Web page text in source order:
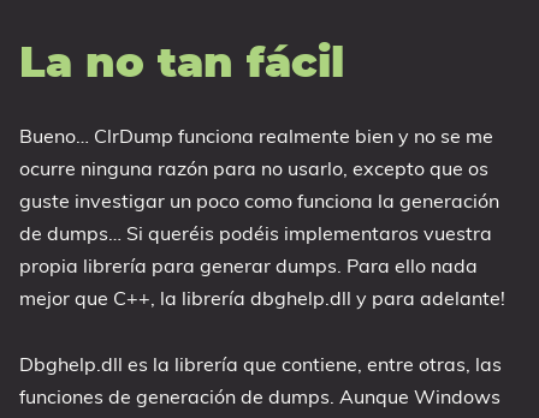
La no tan fácil
Bueno… ClrDump funciona realmente bien y no se me
ocurre ninguna razón para no usarlo, excepto que os
guste investigar un poco como funciona la generación
de dumps… Si queréis podéis implementaros vuestra
propia librería para generar dumps. Para ello nada
mejor que C++, la librería dbghelp.dll y para adelante!
Dbghelp.dll es la librería que contiene, entre otras, las
funciones de generación de dumps. Aunque Windows